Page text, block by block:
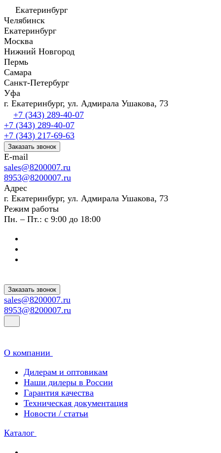
Екатеринбург
Челябинск
Екатеринбург
Москва
Нижний Новгород
Пермь
Самара
Санкт-Петербург
Уфа
г. Екатеринбург, ул. Адмирала Ушакова, 73
+7 (343) 289-40-07
+7 (343) 289-40-07
+7 (343) 217-69-63
Заказать звонок
E-mail
sales@8200007.ru
8953@8200007.ru
Адрес
г. Екатеринбург, ул. Адмирала Ушакова, 73
Режим работы
Пн. – Пт.: с 9:00 до 18:00
Заказать звонок
sales@8200007.ru
8953@8200007.ru
О компании
Дилерам и оптовикам
Наши дилеры в России
Гарантия качества
Техническая документация
Новости / статьи
Каталог